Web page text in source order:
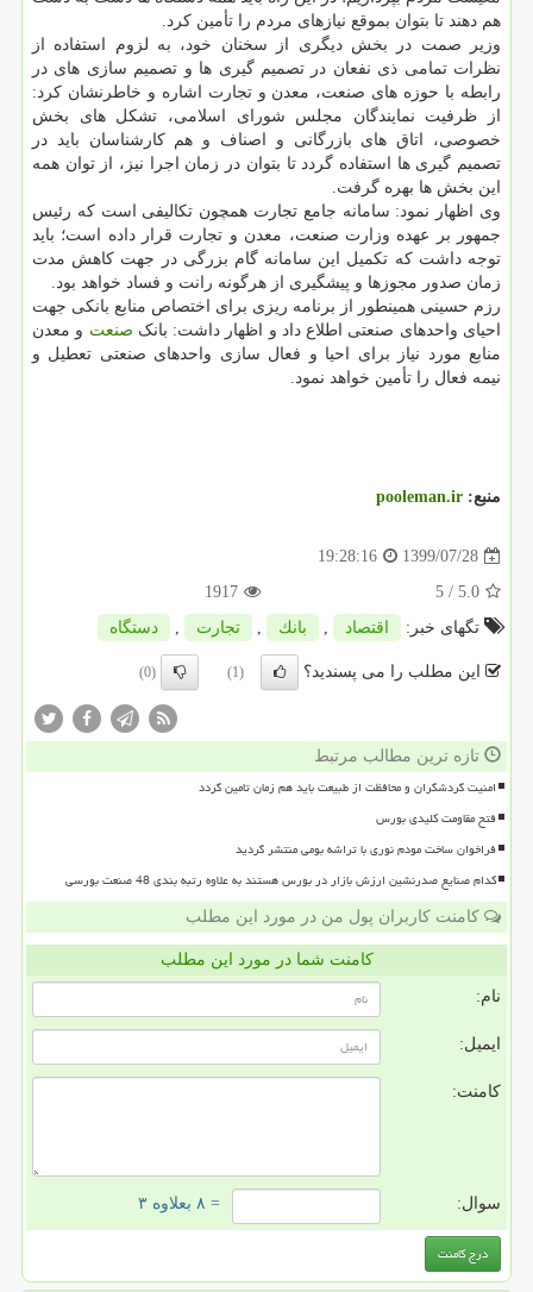
هم دهند تا بتوان بموقع نیازهای مردم را تأمین کرد.
وزیر صمت در بخش دیگری از سخنان خود، به لزوم استفاده از
نظرات تمامی ذی نفعان در تصمیم گیری ها و تصمیم سازی های در
رابطه با حوزه های صنعت، معدن و تجارت اشاره و خاطرنشان کرد:
از ظرفیت نمایندگان مجلس شورای اسلامی، تشکل های بخش
خصوصی، اتاق های بازرگانی و اصناف و هم کارشناسان باید در
تصمیم گیری ها استفاده گردد تا بتوان در زمان اجرا نیز، از توان همه
این بخش ها بهره گرفت.
وی اظهار نمود: سامانه جامع تجارت همچون تکالیفی است که رئیس
جمهور بر عهده وزارت صنعت، معدن و تجارت قرار داده است؛ باید
توجه داشت که تکمیل این سامانه گام بزرگی در جهت کاهش مدت
زمان صدور مجوزها و پیشگیری از هرگونه رانت و فساد خواهد بود.
رزم حسینی همینطور از برنامه ریزی برای اختصاص منابع بانکی جهت
احیای واحدهای صنعتی اطلاع داد و اظهار داشت: بانک صنعت و معدن
منابع مورد نیاز برای احیا و فعال سازی واحدهای صنعتی تعطیل و
نیمه فعال را تأمین خواهد نمود.
منبع: pooleman.ir
1399/07/28
19:28:16
5.0
/ 5
1917
تگهای خبر:
اقتصاد , بانك , تجارت , دستگاه
این مطلب را می پسندید؟ (1)
(0)
تازه ترین مطالب مرتبط
امنیت گردشگران و محافظت از طبیعت باید هم زمان تامین گردد
فتح مقاومت کلیدی بورس
فراخوان ساخت مودم نوری با تراشه بومی منتشر گردید
کدام صنایع صدرنشین ارزش بازار در بورس هستند به علاوه رتبه بندی 48 صنعت بورسی
کامنت کاربران پول من در مورد این مطلب
کامنت شما در مورد این مطلب
نام:
ایمیل:
کامنت:
سوال: = ۸ بعلاوه ۳